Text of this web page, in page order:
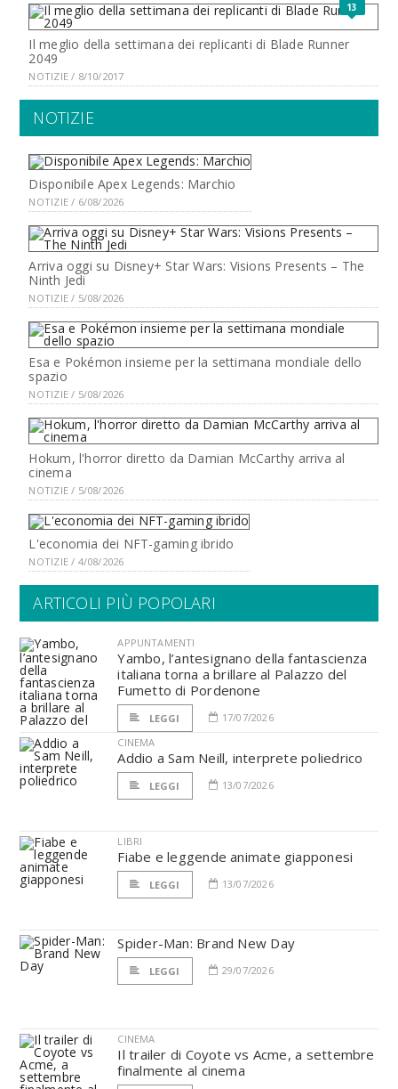
13
Il meglio della settimana dei replicanti di Blade Runner
2049
NOTIZIE / 8/10/2017
NOTIZIE
Disponibile Apex Legends: Marchio
NOTIZIE / 6/08/2026
Arriva oggi su Disney+ Star Wars: Visions Presents – The
Ninth Jedi
NOTIZIE / 5/08/2026
Esa e Pokémon insieme per la settimana mondiale dello
spazio
NOTIZIE / 5/08/2026
Hokum, l'horror diretto da Damian McCarthy arriva al
cinema
NOTIZIE / 5/08/2026
L'economia dei NFT-gaming ibrido
NOTIZIE / 4/08/2026
ARTICOLI PIÙ POPOLARI
APPUNTAMENTI
Yambo, l’antesignano della fantascienza
italiana torna a brillare al Palazzo del
Fumetto di Pordenone
LEGGI
17/07/2026
CINEMA
Addio a Sam Neill, interprete poliedrico
LEGGI 13/07/2026
LIBRI
Fiabe e leggende animate giapponesi
LEGGI 13/07/2026
Spider-Man: Brand New Day
LEGGI 29/07/2026
CINEMA
Il trailer di Coyote vs Acme, a settembre
finalmente al cinema